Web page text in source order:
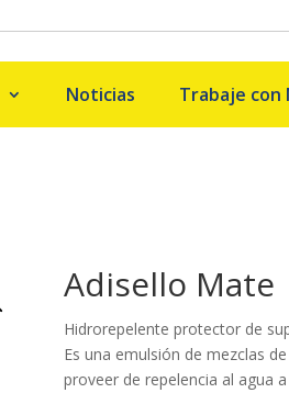
Noticias Trabaje con
Adisello Mate
Hidrorepelente protector de
Es una emulsión de mezclas
proveer de repelencia al agua